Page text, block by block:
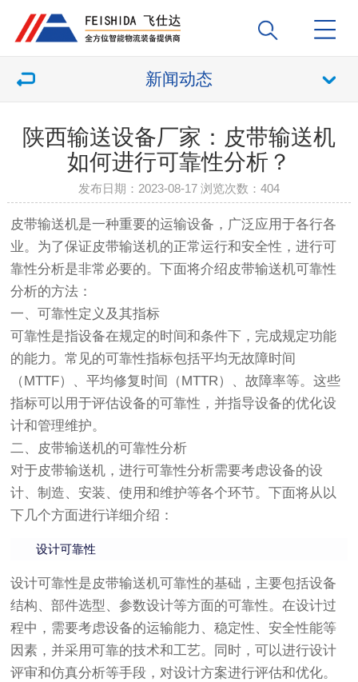
新闻动态
陕西输送设备厂家：皮带输送机
如何进行可靠性分析？
发布日期：2023-08-17 浏览次数： 404
皮带输送机是一种重要的运输设备，广泛应用于各行各
业。为了保证皮带输送机的正常运行和安全性，进行可
靠性分析是非常必要的。下面将介绍皮带输送机可靠性
分析的方法：
一、可靠性定义及其指标
可靠性是指设备在规定的时间和条件下，完成规定功能
的能力。常见的可靠性指标包括平均无故障时间
（MTTF）、平均修复时间（MTTR）、故障率等。这些
指标可以用于评估设备的可靠性，并指导设备的优化设
计和管理维护。
二、皮带输送机的可靠性分析
对于皮带输送机，进行可靠性分析需要考虑设备的设
计、制造、安装、使用和维护等各个环节。下面将从以
下几个方面进行详细介绍：
设计可靠性
设计可靠性是皮带输送机可靠性的基础，主要包括设备
结构、部件选型、参数设计等方面的可靠性。在设计过
程中，需要考虑设备的运输能力、稳定性、安全性能等
因素，并采用可靠的技术和工艺。同时，可以进行设计
评审和仿真分析等手段，对设计方案进行评估和优化。